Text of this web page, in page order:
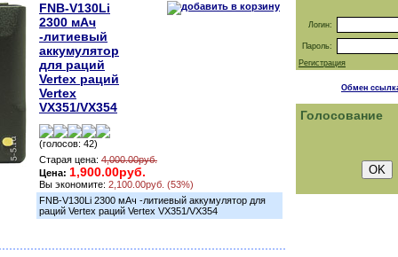
FNB-V130Li
2300 мАч
-литиевый
аккумулятор
для раций
Vertex раций
Vertex
VX351/VX354
(голосов: 42)
Старая цена: 4,000.00руб.
Цена: 1,900.00руб.
Вы экономите: 2,100.00руб. (53%)
FNB-V130Li 2300 мАч -литиевый аккумулятор для
раций Vertex раций Vertex VX351/VX354
Логин:
Пароль:
Регистрация
Обмен
Голосование